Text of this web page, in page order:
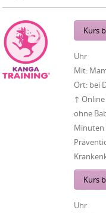
Kurs
Uhr
Mit:
Ort: bei
↑
ohne
Minuten
Kurs
Uhr